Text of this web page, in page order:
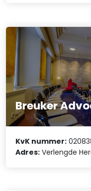
Breuker
KvK nummer:
Adres: Verlengde